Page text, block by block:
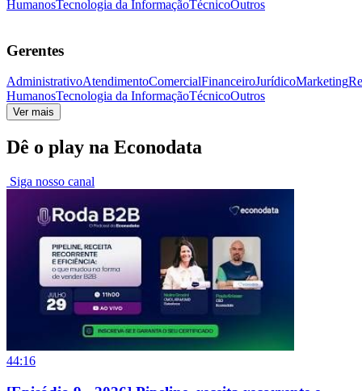
HumanosTecnologia da InformaçãoTécnicoOutros
Gerentes
AdministrativoAtendimentoComercialFinanceiroJurídicoMarketing
HumanosTecnologia da InformaçãoTécnicoOutros
Ver mais
Dê o play na Econodata
Siga nosso canal
44:16